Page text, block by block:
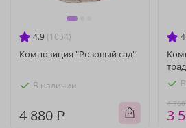
4.9 (1054)
Композиция "Розовый сад"
В наличии
4 880 ₽
4
3